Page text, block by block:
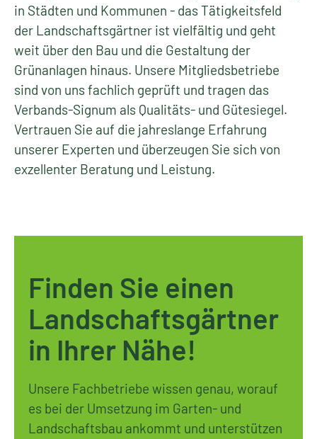
in Städten und Kommunen - das Tätigkeitsfeld
der Landschaftsgärtner ist vielfältig und geht
weit über den Bau und die Gestaltung der
Grünanlagen hinaus. Unsere Mitgliedsbetriebe
sind von uns fachlich geprüft und tragen das
Verbands-Signum als Qualitäts- und Gütesiegel.
Vertrauen Sie auf die jahreslange Erfahrung
unserer Experten und überzeugen Sie sich von
exzellenter Beratung und Leistung.
Finden Sie einen
Landschaftsgärtner
in Ihrer Nähe!
Unsere Fachbetriebe wissen genau, worauf
es bei der Umsetzung im Garten- und
Landschaftsbau ankommt und unterstützen